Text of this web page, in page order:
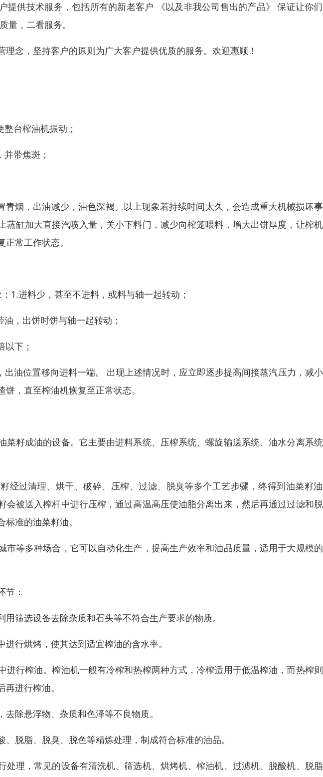
提供技术服务，包括所有的新老客户 《以及非我公司售出的产品》 保证让你
量，二看服务。
念，坚持客户的原则为广大客户提供优质的服务。欢迎惠顾！
台榨油机振动；
带焦斑；
青烟，出油减少，油色深褐。以上现象若持续时间太久，会造成重大机械损坏
蒸缸加大直接汽喷入量，关小下料门，减少向榨笼喂料，增大出饼厚度，让榨
常工作状态。
1.进料少，甚至不进料，或料与轴一起转动；
，出饼时饼与轴一起转动；
下；
油位置移向进料一端。 出现上述情况时，应立即逐步提高间接蒸汽压力，减
，直至榨油机恢复至正常状态。
菜籽成油的设备。它主要由进料系统、压榨系统、螺旋输送系统、油水分离系
经过清理、烘干、破碎、压榨、过滤、脱臭等多个工艺步骤，终得到油菜籽
会被送入榨杆中进行压榨，通过高温高压使油脂分离出来，然后再通过过滤和
准的油菜籽油。
市等多种场合，它可以自动化生产，提高生产效率和油品质量，适用于大规模
节：
筛选设备去除杂质和石头等不符合生产要求的物质。
行烘烤，使其达到适宜榨油的含水率。
进行榨油。榨油机一般有冷榨和热榨两种方式，冷榨适用于低温榨油，而热榨
进行榨油。
除悬浮物、杂质和色泽等不良物质。
脱脂、脱臭、脱色等精炼处理，制成符合标准的油品。
处理，常见的设备有清洗机、筛选机、烘烤机、榨油机、过滤机、脱酸机、脱